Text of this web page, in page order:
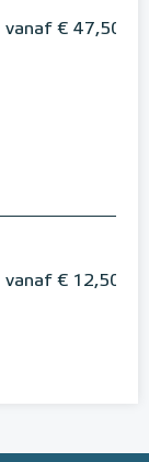
vanaf € 47,50
vanaf € 12,50